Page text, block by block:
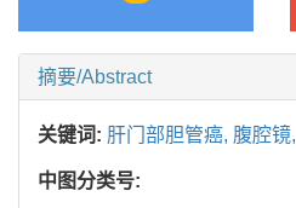
摘要/Abstract
关键词: 肝门部胆管癌, 腹腔镜,
中图分类号: